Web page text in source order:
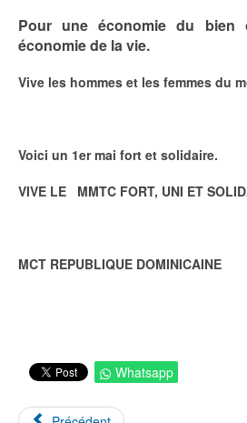
Pour une économie du bien
économie de la vie.
Vive les hommes et les femmes du
Voici un 1er mai fort et solidaire.
VIVE LE MMTC FORT, UNI ET
MCT REPUBLIQUE DOMINICAINE
Whatsapp